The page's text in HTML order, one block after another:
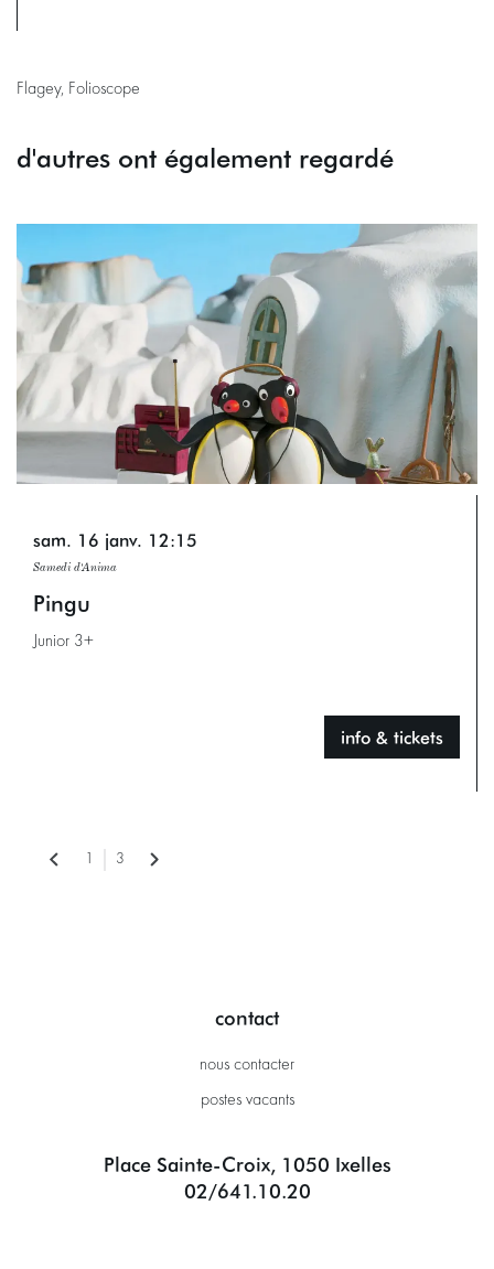
Flagey, Folioscope
d'autres ont également regardé
Pingu
Junior 3+
Samedi d'Anima
sam. 16 janv. 12:15
info & tickets
3
contact
nous contacter
postes vacants
Place Sainte-Croix, 1050 Ixelles
02/641.10.20